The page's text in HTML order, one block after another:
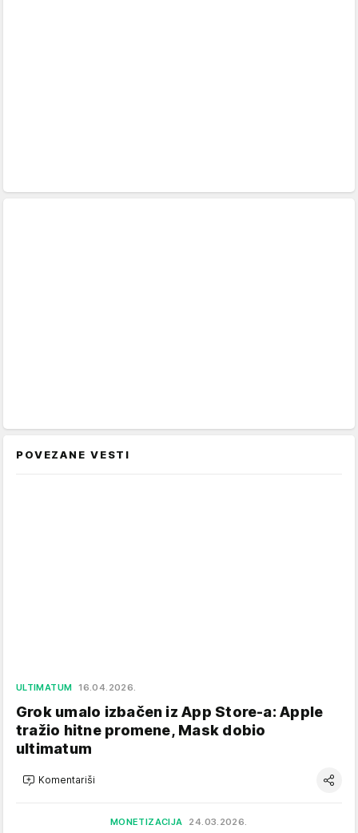
POVEZANE VESTI
ULTIMATUM 16.04.2026.
Grok umalo izbačen iz App Store-a: Apple
tražio hitne promene, Mask dobio
ultimatum
Komentariši
MONETIZACIJA 24.03.2026.